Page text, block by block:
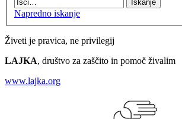
Napredno iskanje
Živeti je pravica, ne privilegij
LAJKA, društvo za zaščito in pomoč živalim
www.lajka.org